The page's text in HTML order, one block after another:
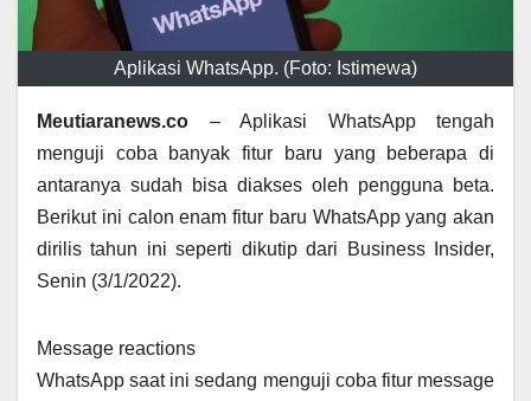
Aplikasi WhatsApp. (Foto: Istimewa)
Meutiaranews.co – Aplikasi WhatsApp tengah
menguji coba banyak fitur baru yang beberapa di
antaranya sudah bisa diakses oleh pengguna beta.
Berikut ini calon enam fitur baru WhatsApp yang akan
dirilis tahun ini seperti dikutip dari Business Insider,
Senin (3/1/2022).
Message reactions
WhatsApp saat ini sedang menguji coba fitur message